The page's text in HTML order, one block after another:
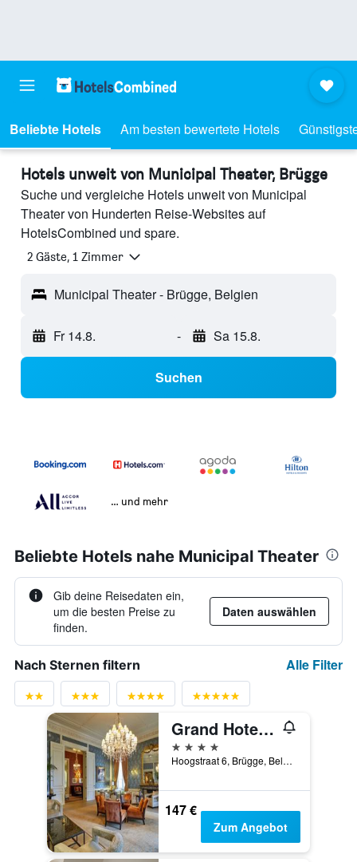
Beliebte Hotels Am besten bewertete Hotels
Hotels unweit von Municipal Theater, Brügge
Suche und vergleiche Hotels unweit von Municipal
Theater von Hunderten Reise-Websites auf
HotelsCombined und spare.
2 Gäste, 1 Zimmer
Municipal Theater - Brügge, Belgien
Fr 14.8. - Sa 15.8.
Suchen
… und mehr
Beliebte Hotels nahe Municipal Theater
Gib deine Reisedaten ein,
um die besten Preise zu
finden.
Daten auswählen
Nach Sternen filtern Alle Filter
Grand Hotel Casselbergh Bruges
4 Sterne
Hoogstraat 6, Brügge, Belgien
147 €
Zum Angebot